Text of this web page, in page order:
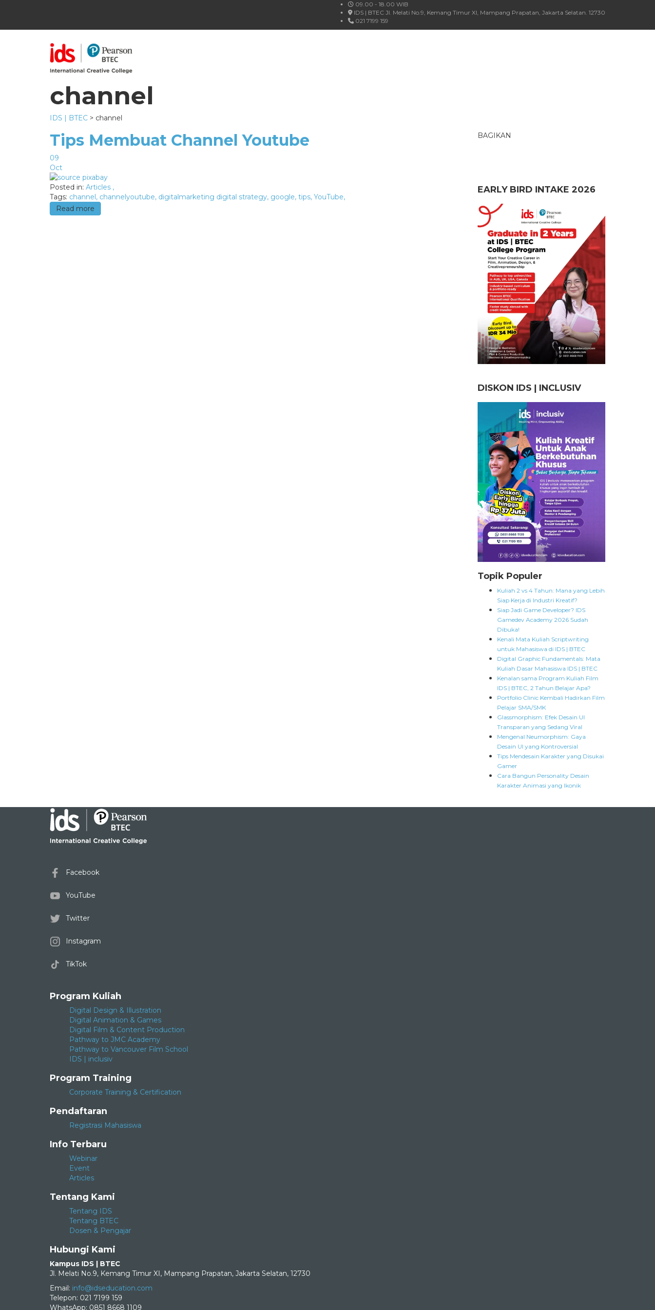
09.00 - 18.00 WIB
IDS | BTEC Jl. Melati No.9, Kemang Timur XI, Mampang Prapatan, Jakarta Selatan. 12730
021 7199 159
channel
IDS | BTEC > channel
Tips Membuat Channel Youtube
09
Oct
Posted in: Articles ,
Tags: channel , channelyoutube, digitalmarketing digital strategy, google, tips, YouTube,
Read more
BAGIKAN
EARLY BIRD INTAKE 2026
DISKON IDS | INCLUSIV
Topik Populer
Kuliah 2 vs 4 Tahun: Mana yang Lebih
Siap Kerja di Industri Kreatif?
Siap Jadi Game Developer? IDS
Gamedev Academy 2026 Sudah
Dibuka!
Kenali Mata Kuliah Scriptwriting
untuk Mahasiswa di IDS | BTEC
Digital Graphic Fundamentals: Mata
Kuliah Dasar Mahasiswa IDS | BTEC
Kenalan sama Program Kuliah Film
IDS | BTEC, 2 Tahun Belajar Apa?
Portfolio Clinic Kembali Hadirkan Film
Pelajar SMA/SMK
Glassmorphism: Efek Desain UI
Transparan yang Sedang Viral
Mengenal Neumorphism: Gaya
Desain UI yang Kontroversial
Tips Mendesain Karakter yang Disukai
Gamer
Cara Bangun Personality Desain
Karakter Animasi yang Ikonik
Facebook
YouTube
Twitter
Instagram
TikTok
Program Kuliah
Digital Design & Illustration
Digital Animation & Games
Digital Film & Content Production
Pathway to JMC Academy
Pathway to Vancouver Film School
IDS | inclusiv
Program Training
Corporate Training & Certification
Pendaftaran
Registrasi Mahasiswa
Info Terbaru
Webinar
Event
Articles
Tentang Kami
Tentang IDS
Tentang BTEC
Dosen & Pengajar
Hubungi Kami
Kampus IDS | BTEC
Jl. Melati No.9, Kemang Timur XI, Mampang Prapatan, Jakarta Selatan, 12730
Email: info@idseducation.com
Telepon: 021 7199 159
WhatsApp: 0851 8668 1109